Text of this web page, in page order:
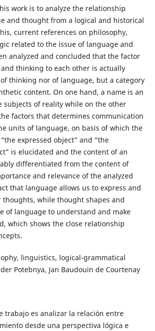
work is to analyze the relationship
and thought from a logical and historical
current references on philosophy,
related to the issue of language and
analyzed and concluded that the factor
thinking to each other is actually
thinking nor of language, but a category
content. On one hand, a name is an
subjects of reality while on the other
factors that determines communication
units of language, on basis of which the
expressed object” and “the
is elucidated and the content of an
differentiated from the content of
and relevance of the analyzed
that language allows us to express and
thoughts, while thought shapes and
of language to understand and make
which shows the close relationship
linguistics, logical-grammatical
Potebnya, Jan Baudouin de Courtenay
trabajo es analizar la relación entre
desde una perspectiva lógica e